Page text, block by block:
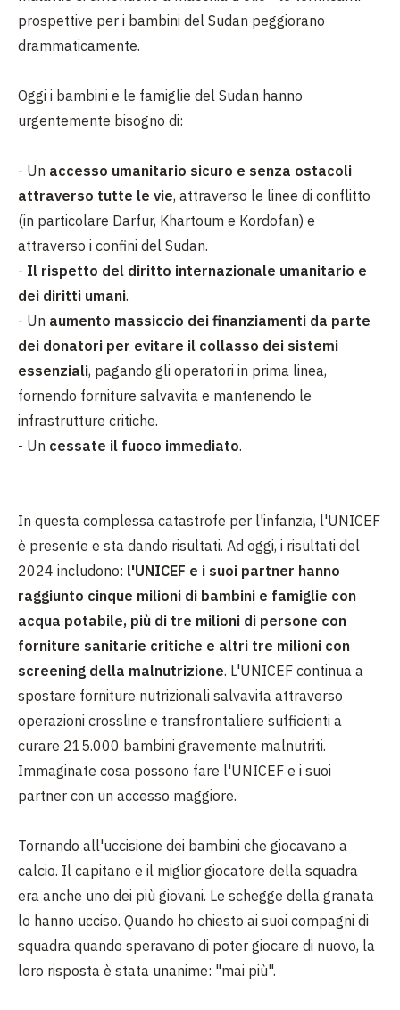
prospettive per i bambini del Sudan peggiorano
drammaticamente.
Oggi i bambini e le famiglie del Sudan hanno
urgentemente bisogno di:
- Un accesso umanitario sicuro e senza ostacoli
attraverso tutte le vie, attraverso le linee di conflitto
(in particolare Darfur, Khartoum e Kordofan) e
attraverso i confini del Sudan.
- Il rispetto del diritto internazionale umanitario e
dei diritti umani.
- Un aumento massiccio dei finanziamenti da parte
dei donatori per evitare il collasso dei sistemi
essenziali, pagando gli operatori in prima linea,
fornendo forniture salvavita e mantenendo le
infrastrutture critiche.
- Un cessate il fuoco immediato.
In questa complessa catastrofe per l'infanzia, l'UNICEF
è presente e sta dando risultati. Ad oggi, i risultati del
2024 includono: l'UNICEF e i suoi partner hanno
raggiunto cinque milioni di bambini e famiglie con
acqua potabile, più di tre milioni di persone con
forniture sanitarie critiche e altri tre milioni con
screening della malnutrizione. L'UNICEF continua a
spostare forniture nutrizionali salvavita attraverso
operazioni crossline e transfrontaliere sufficienti a
curare 215.000 bambini gravemente malnutriti.
Immaginate cosa possono fare l'UNICEF e i suoi
partner con un accesso maggiore.
Tornando all'uccisione dei bambini che giocavano a
calcio. Il capitano e il miglior giocatore della squadra
era anche uno dei più giovani. Le schegge della granata
lo hanno ucciso. Quando ho chiesto ai suoi compagni di
squadra quando speravano di poter giocare di nuovo, la
loro risposta è stata unanime: "mai più".